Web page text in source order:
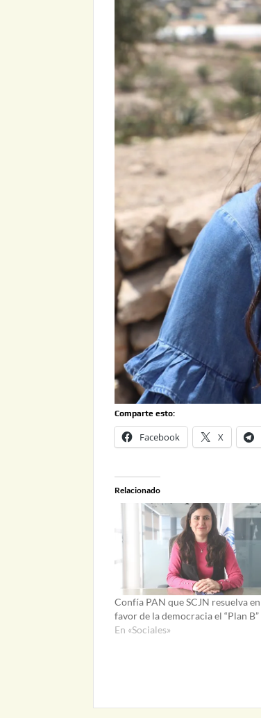
Comparte esto:
Facebook X
Relacionado
Confía PAN que SCJN resuelva en
favor de la democracia el “Plan B”
En «Sociales»